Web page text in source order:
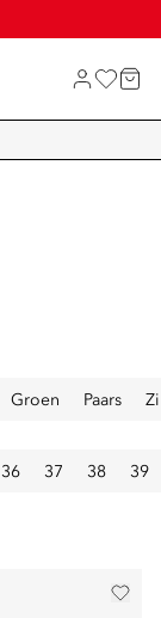
Groen Paars
36 37 38 39